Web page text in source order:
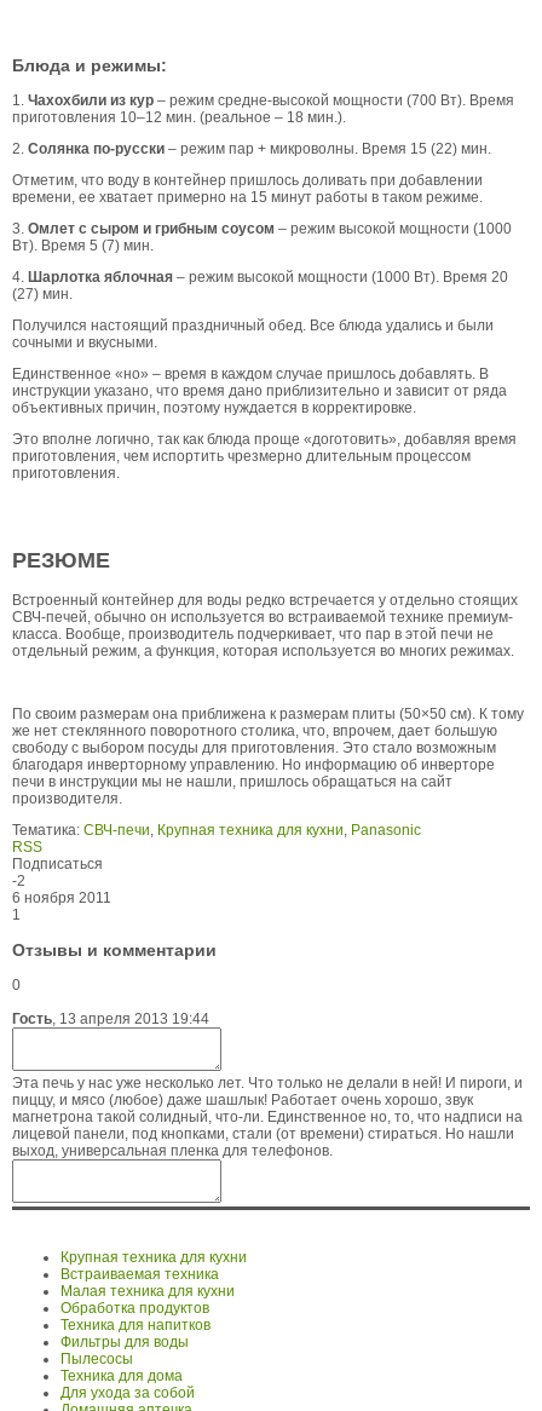
Блюда и режимы:
1. Чахохбили из кур – режим средне-высокой мощности (700 Вт). Время
приготовления 10–12 мин. (реальное – 18 мин.).
2. Солянка по-русски – режим пар + микроволны. Время 15 (22) мин.
Отметим, что воду в контейнер пришлось доливать при добавлении
времени, ее хватает примерно на 15 минут работы в таком режиме.
3. Омлет с сыром и грибным соусом – режим высокой мощности (1000
Вт). Время 5 (7) мин.
4. Шарлотка яблочная – режим высокой мощности (1000 Вт). Время 20
(27) мин.
Получился настоящий праздничный обед. Все блюда удались и были
сочными и вкусными.
Единственное «но» – время в каждом случае пришлось добавлять. В
инструкции указано, что время дано приблизительно и зависит от ряда
объективных причин, поэтому нуждается в корректировке.
Это вполне логично, так как блюда проще «доготовить», добавляя время
приготовления, чем испортить чрезмерно длительным процессом
приготовления.
РЕЗЮМЕ
Встроенный контейнер для воды редко встречается у отдельно стоящих
СВЧ-печей, обычно он используется во встраиваемой технике премиум-
класса. Вообще, производитель подчеркивает, что пар в этой печи не
отдельный режим, а функция, которая используется во многих режимах.
По своим размерам она приближена к размерам плиты (50×50 см). К тому
же нет стеклянного поворотного столика, что, впрочем, дает большую
свободу с выбором посуды для приготовления. Это стало возможным
благодаря инверторному управлению. Но информацию об инверторе
печи в инструкции мы не нашли, пришлось обращаться на сайт
производителя.
Тематика: СВЧ-печи Крупная техника для кухни Panasonic
RSS
Подписаться
-2
6 ноября 2011
1
Отзывы и комментарии
0
Гость, 13 апреля 2013 19:44
Эта печь у нас уже несколько лет. Что только не делали в ней! И пироги, и
пиццу, и мясо (любое) даже шашлык! Работает очень хорошо, звук
магнетрона такой солидный, что-ли. Единственное но, то, что надписи на
лицевой панели, под кнопками, стали (от времени) стираться. Но нашли
выход, универсальная пленка для телефонов.
Крупная техника для кухни
Встраиваемая техника
Малая техника для кухни
Обработка продуктов
Техника для напитков
Фильтры для воды
Пылесосы
Техника для дома
Для ухода за собой